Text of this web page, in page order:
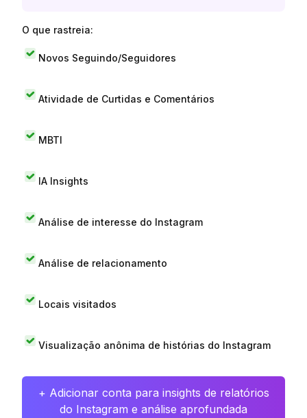
O que rastreia:
Novos Seguindo/Seguidores
Atividade de Curtidas e Comentários
MBTI
IA Insights
Análise de interesse do Instagram
Análise de relacionamento
Locais visitados
Visualização anônima de histórias do Instagram
+ Adicionar conta para insights de relatórios
do Instagram e análise aprofundada